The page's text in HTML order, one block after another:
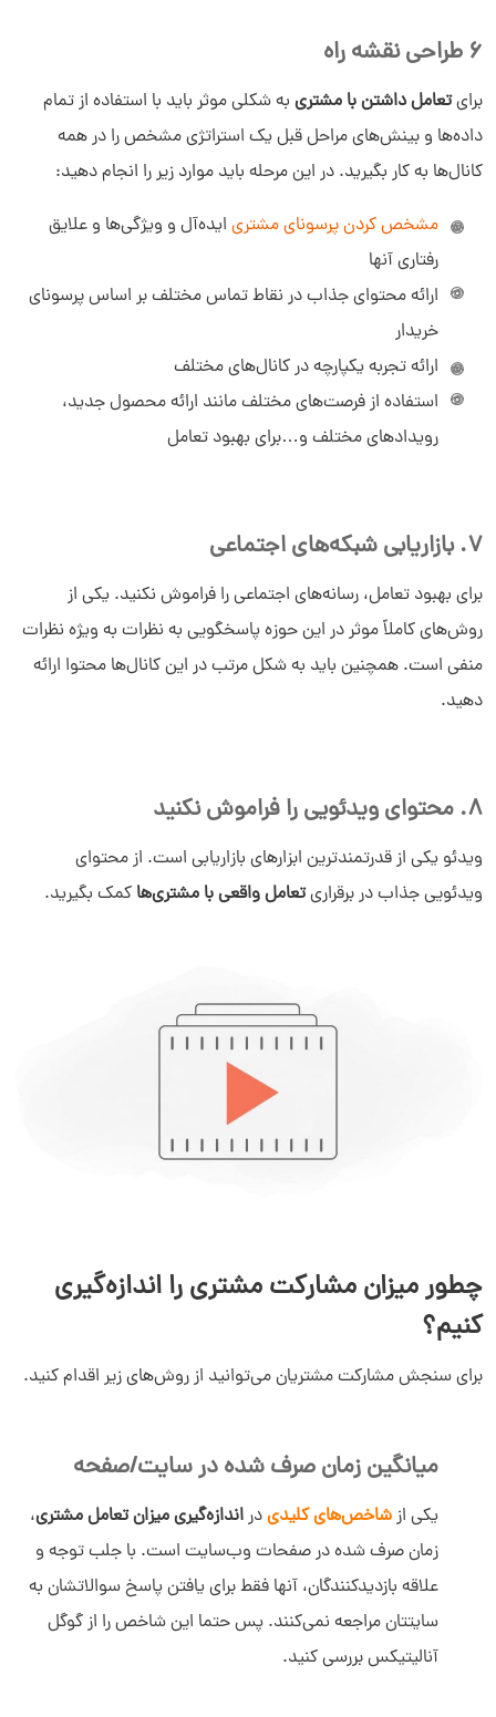
6 طراحی نقشه راه
برایتعامل داشتن با مشتری به شکلی موثر باید با استفاده از تمام
داده‌ها و بینش‌های مراحل قبل یک استراتژی مشخص را در همه
کانال‌ها به کار بگیرید. در این مرحله باید موارد زیر را انجام دهید:
مشخص کردن پرسونای مشتری ایده‌آل و ویژگی‌ها و علایق
رفتاری آنها
ارائه محتوای جذاب در نقاط تماس مختلف بر اساس پرسونای
خریدار
ارائه تجربه یکپارچه در کانال‌های مختلف
استفاده از فرصت‌های مختلف مانند ارائه محصول جدید،
رویدادهای مختلف و…برای بهبود تعامل
7. بازاریابی شبکه‌های اجتماعی
برای بهبود تعامل، رسانه‌های اجتماعی را فراموش نکنید. یکی از
روش‌های کاملاً موثر در این حوزه پاسخگویی به نظرات به ویژه نظرات
منفی است. همچنین باید به شکل مرتب در این کانال‌ها محتوا ارائه
دهید.
8. محتوای ویدئویی را فراموش نکنید
ویدئو یکی از قدرتمندترین ابزارهای بازاریابی است. از محتوای
ویدئویی جذاب در برقراریتعامل واقعی با مشتری‌ها کمک بگیرید.
چطور میزان مشارکت مشتری را اندازه‌گیری
کنیم؟
برای سنجش مشارکت مشتریان می‌توانید از روش‌های زیر اقدام کنید.
میانگین زمان صرف شده در سایت/صفحه
یکی ازشاخص‌های کلیدیدراندازه‌گیری میزان تعامل مشتری،
زمان صرف شده در صفحات وب‌سایت است. با جلب توجه و
علاقه بازدیدکنندگان، آنها فقط برای یافتن پاسخ سوالاتشان به
سایتتان مراجعه نمی‌کنند. پس حتما این شاخص را از گوگل
آنالیتیکس بررسی کنید.